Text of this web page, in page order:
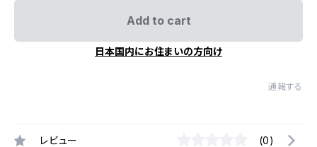
Add to cart
日本国内にお住まいの方向け
通報する
レビュー (0)